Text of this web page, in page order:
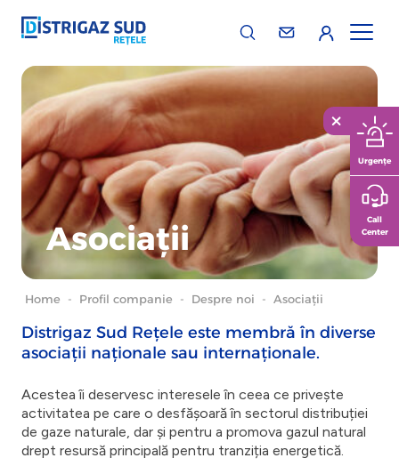
Asociații
Home - Profil companie - Despre noi - Asociații
Distrigaz Sud Rețele este membră în diverse
asociații naționale sau internaționale.
Acestea îi deservesc interesele în ceea ce privește
activitatea pe care o desfășoară în sectorul distribuției
de gaze naturale, dar și pentru a promova gazul natural
drept resursă principală pentru tranziția energetică.
Urgențe
Call
Center